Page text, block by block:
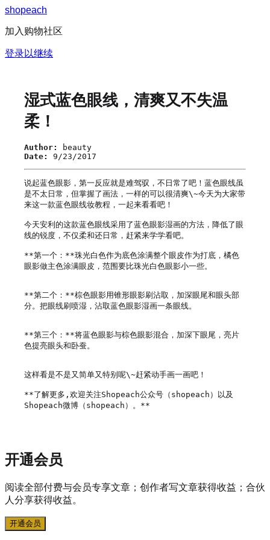
shopeach
加入购物社区
登录以继续
湿式蓝色眼线，清爽又不失温
柔！
Author:
beauty
Date:
9/23/2017
说起蓝色眼影，第一反应就是难驾驭，不日常了吧！蓝色眼线虽
是不太日常，但掌握了画法，一样的可以很清爽\~今天为大家带
来这一款蓝色眼线妆教程，一起来看看吧！
今天安利的这款蓝色眼线采用了蓝色眼影湿画的方法，降低了眼
线的锐度，不仅柔和还日常，赶紧来学学看吧。
**第一个：**珠光白色作为底色涂满整个眼皮作为打底，橘色
眼影做主色涂满眼皮，范围要比珠光白色眼影小一些。
**第二个：**棕色眼影用锥形眼影刷沾取，加深眼尾和眼头部
分。把眼线刷喷湿，沾取蓝色眼影湿画一条眼线。
**第三个：**将蓝色眼影与棕色眼影混合，加深下眼尾，亮片
色提亮眼头和卧蚕。
这样看是不是又简单又特别呢\~赶紧动手画一画吧！
**了解更多,欢迎关注Shopeach公众号（shopeach）以及
开通会员
阅读全部付费与会员专享文章；创作者写文章获得收益；合伙
人分享获得收益。
开通会员